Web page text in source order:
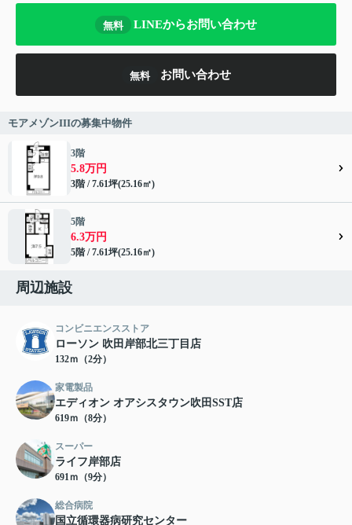
無料 LINEからお問い合わせ
無料 お問い合わせ
モアメゾンIIIの募集中物件
3階
5.8万円
3階 / 7.61坪(25.16㎡)
5階
6.3万円
5階 / 7.61坪(25.16㎡)
周辺施設
コンビニエンスストア
ローソン 吹田岸部北三丁目店
132ｍ（2分）
家電製品
エディオン オアシスタウン吹田SST店
619ｍ（8分）
スーパー
ライフ岸部店
691ｍ（9分）
総合病院
国立循環器病研究センター